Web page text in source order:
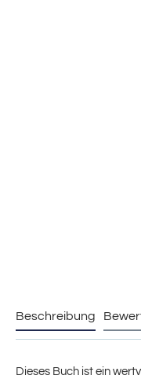
Beschreibung
Dieses Buch ist ein